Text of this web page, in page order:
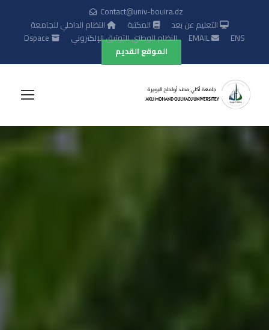
Contact@univ-bouira.dz
النظام الداخلي للجامعة
المكتبة
التعليم عن بعد
Dspace
النظام الوطني للتوثيق الإلكتروني EMAIL
ENS
الموقع القديم